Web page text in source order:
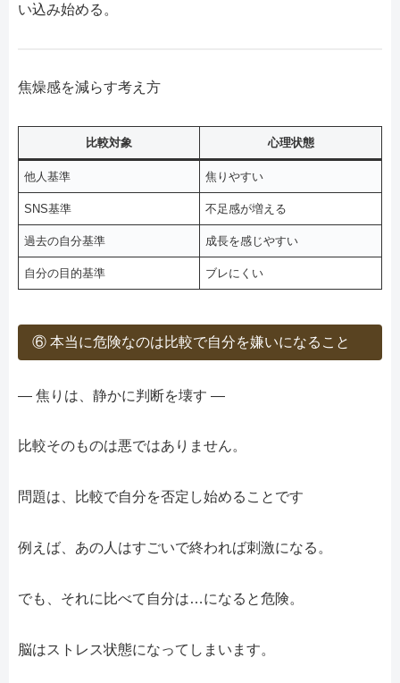
い込み始める。
焦燥感を減らす考え方
比較対象 心理状態
他人基準 焦りやすい
SNS基準 不足感が増える
過去の自分基準 成長を感じやすい
自分の目的基準 ブレにくい
⑥ 本当に危険なのは比較で自分を嫌いになること
― 焦りは、静かに判断を壊す ―
比較そのものは悪ではありません。
問題は、比較で自分を否定し始めることです
例えば、あの人はすごいで終われば刺激になる。
でも、それに比べて自分は…になると危険。
脳はストレス状態になってしまいます。